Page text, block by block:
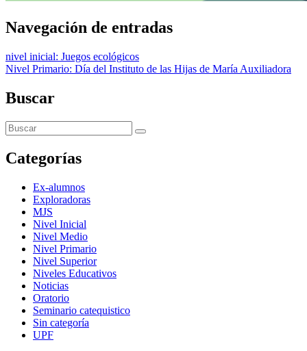
Navegación de entradas
nivel inicial: Juegos ecológicos
Nivel Primario: Día del Instituto de las Hijas de María Auxiliadora
Buscar
Categorías
Ex-alumnos
Exploradoras
MJS
Nivel Inicial
Nivel Medio
Nivel Primario
Nivel Superior
Niveles Educativos
Noticias
Oratorio
Seminario catequistico
Sin categoría
UPF